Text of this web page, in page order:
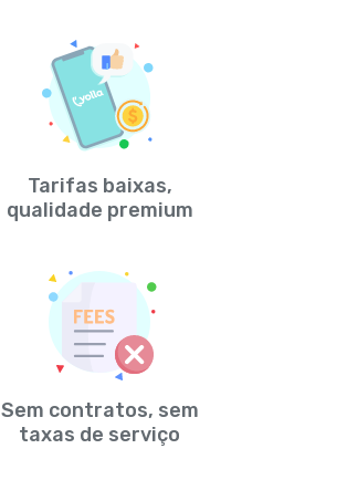
Tarifas baixas,
qualidade premium
Sem contratos, sem
taxas de serviço